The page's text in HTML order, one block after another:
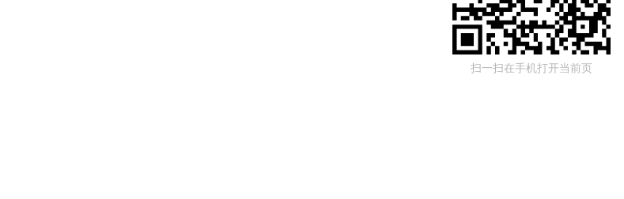
扫一扫在手机打开当前页